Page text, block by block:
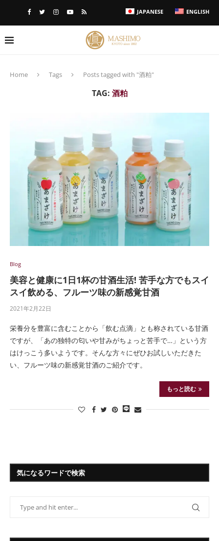
JAPANESE ENGLISH
Home Tags Posts tagged with "酒粕"
TAG: 酒粕
Blog
美容と健康に1日1杯の甘酒生活! 苦手な方でもスイ
スイ飲める、フルーツ味の新感覚甘酒
2021年2月22日
栄養分を豊富に含むことから「飲む点滴」とも称されている甘酒
ですが、「あの独特の匂いや甘みがちょっと苦手で…」という方
はけっこう多いようです。そんな方々にぜひお試しいただきた
い、フルーツ味の新感覚甘酒のご紹介です。
もっと読む
気になるワードで検索